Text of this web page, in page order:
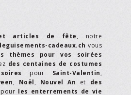
et articles de fête, notre
cadeaux.ch vous
thèmes pour vos soirées
des centaines de costumes
pour Saint-Valentin,
, Noël, Nouvel An et des
pour les enterrements de vie